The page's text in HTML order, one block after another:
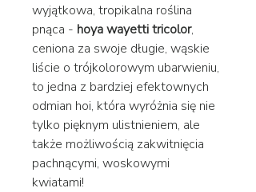
wyjątkowa, tropikalna roślina
pnąca - hoya wayetti tricolor,
ceniona za swoje długie, wąskie
liście o trójkolorowym ubarwieniu,
to jedna z bardziej efektownych
odmian hoi, która wyróżnia się nie
tylko pięknym ulistnieniem, ale
także możliwością zakwitnięcia
pachnącymi, woskowymi
kwiatami!